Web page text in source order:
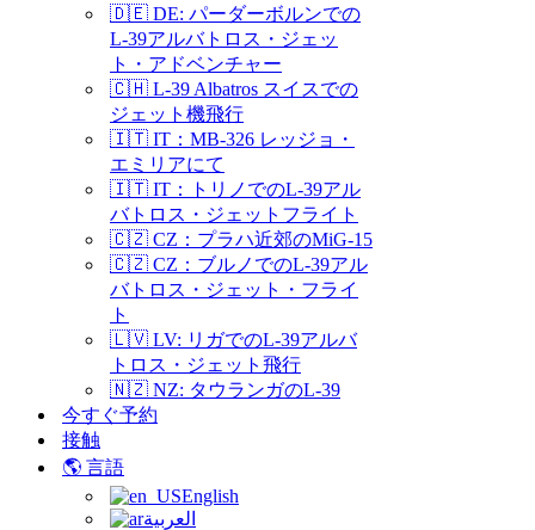
🇩🇪 DE: パーダーボルンでの
L-39アルバトロス・ジェッ
ト・アドベンチャー
🇨🇭 L-39 Albatros スイスでの
ジェット機飛行
🇮🇹 IT：MB-326 レッジョ・
エミリアにて
🇮🇹 IT：トリノでのL-39アル
バトロス・ジェットフライト
🇨🇿 CZ：プラハ近郊のMiG-15
🇨🇿 CZ：ブルノでのL-39アル
バトロス・ジェット・フライ
ト
🇱🇻 LV: リガでのL-39アルバ
トロス・ジェット飛行
🇳🇿 NZ: タウランガのL-39
今すぐ予約
接触
🌎 言語
English
العربية